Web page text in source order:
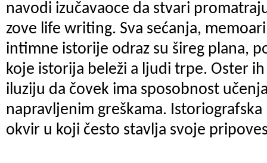
navodi izučavaoce da stvari
zove life writing. Sva sećanja,
intimne istorije odraz su šireg plana,
koje istorija beleži a ljudi trpe. Oster
iluziju da čovek ima sposobnost
napravljenim greškama.
okvir u koji često stavlja svoje